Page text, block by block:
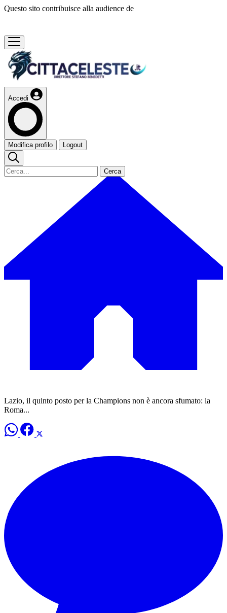
Questo sito contribuisce alla audience de
Accedi
Modifica profilo Logout
Cerca
Lazio, il quinto posto per la Champions non è ancora sfumato: la
Roma...